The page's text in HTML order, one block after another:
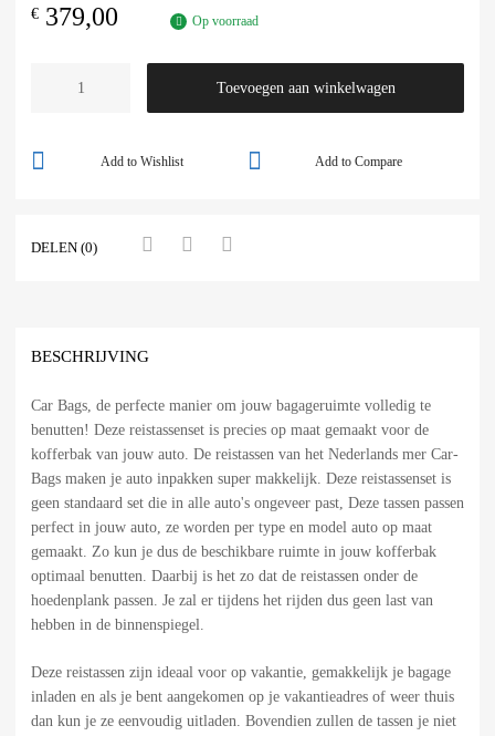
€ 379,00 Op voorraad
Toevoegen aan winkelwagen
Add to Compare
Add to Wishlist
DELEN (0)
BESCHRIJVING
Car Bags, de perfecte manier om jouw bagageruimte volledig te
benutten! Deze reistassenset is precies op maat gemaakt voor de
kofferbak van jouw auto. De reistassen van het Nederlands mer Car-
Bags maken je auto inpakken super makkelijk. Deze reistassenset is
geen standaard set die in alle auto's ongeveer past, Deze tassen passen
perfect in jouw auto, ze worden per type en model auto op maat
gemaakt. Zo kun je dus de beschikbare ruimte in jouw kofferbak
optimaal benutten. Daarbij is het zo dat de reistassen onder de
hoedenplank passen. Je zal er tijdens het rijden dus geen last van
hebben in de binnenspiegel.
Deze reistassen zijn ideaal voor op vakantie, gemakkelijk je bagage
inladen en als je bent aangekomen op je vakantieadres of weer thuis
dan kun je ze eenvoudig uitladen. Bovendien zullen de tassen je niet